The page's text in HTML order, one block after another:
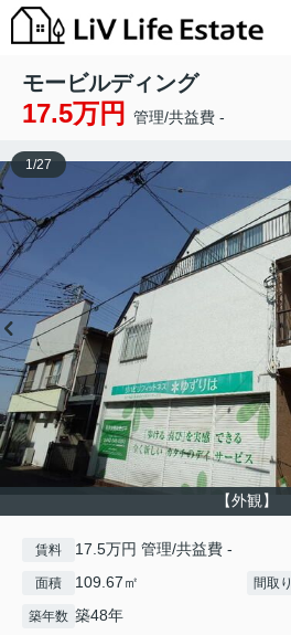
モービルディング
17.5万円 管理/共益費 -
【外観】
1/27
賃料 17.5万円 管理/共益費 -
面積 109.67㎡ 間取り
築年数 築48年